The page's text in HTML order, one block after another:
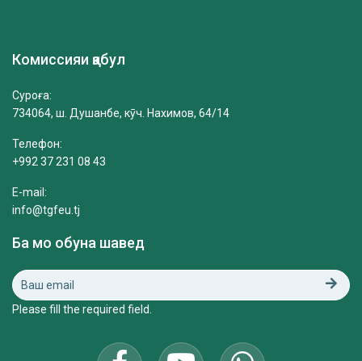
Комиссияи қабул
Суроға:
734064, ш. Душанбе, кӯч. Нахимов, 64/14
Телефон:
+992 37 231 08 43
E-mail:
info@tgfeu.tj
Ба мо обуна шавед
Please fill the required field.